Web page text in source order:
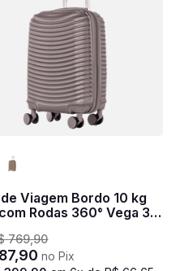
Viagem Bordo 10 kg
Rodas 360° Vega 3T
769,90
,90 no Pix